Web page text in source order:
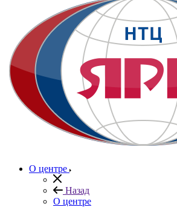
О центре
Назад
О центре